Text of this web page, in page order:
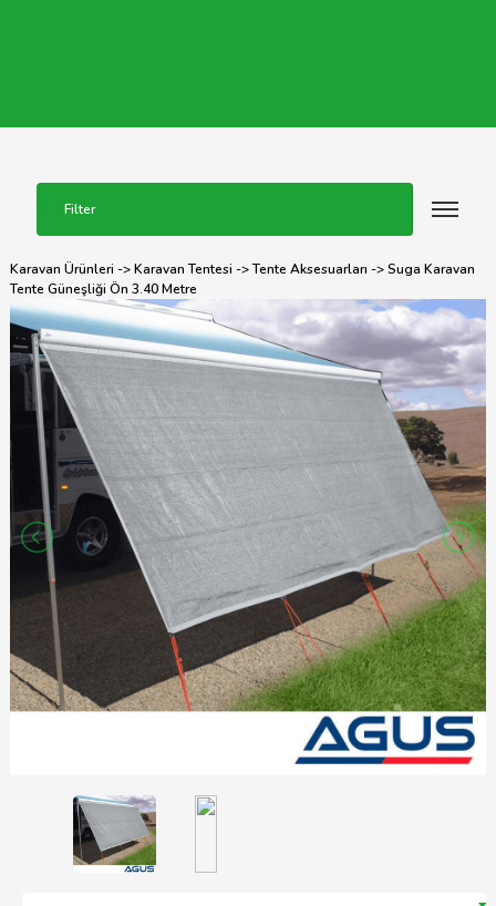
Filter
Karavan Ürünleri ->Karavan Tentesi ->Tente Aksesuarları -> Suga Karavan
Tente Güneşliği Ön 3.40 Metre